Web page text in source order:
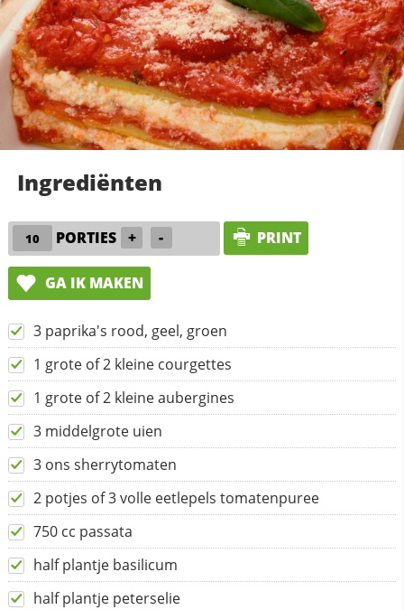
Ingrediënten
PORTIES + - PRINT
GA IK MAKEN
3 paprika's rood, geel, groen
1 grote of 2 kleine courgettes
1 grote of 2 kleine aubergines
3 middelgrote uien
3 ons sherrytomaten
2 potjes of 3 volle eetlepels tomatenpuree
750 cc passata
half plantje basilicum
half plantje peterselie